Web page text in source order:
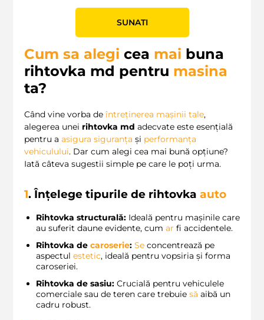
SUNATI
Cum sa alegi cea mai buna
rihtovka md pentru masina
ta?
Când vine vorba de întreținerea mașinii tale,
alegerea unei rihtovka md adecvate este esențială
pentru a asigura siguranța și performanța
vehiculului. Dar cum alegi cea mai bună opțiune?
Iată câteva sugestii simple pe care le poți urma.
1. Înțelege tipurile de rihtovka auto
Rihtovka structurală: Ideală pentru mașinile care
au suferit daune evidente, cum ar fi accidentele.
Rihtovka de caroserie: Se concentrează pe
aspectul estetic, ideală pentru vopsiria și forma
caroseriei.
Rihtovka de sasiu: Crucială pentru vehiculele
comerciale sau de teren care trebuie să aibă un
cadru robust.